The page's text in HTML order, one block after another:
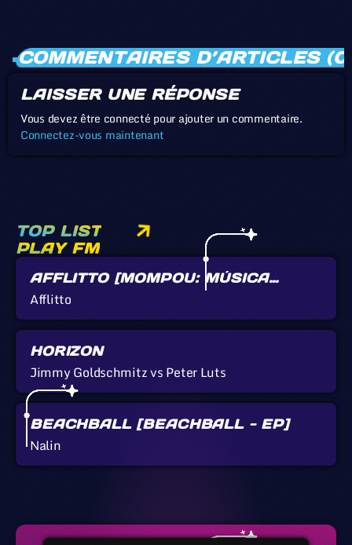
COMMENTAIRES D’ARTICLES
LAISSER UNE RÉPONSE
Vous devez être connecté pour ajouter un commentaire.
Connectez-vous maintenant
TOP LIST
PLAY FM
AFFLITTO [MOMPOU: MÚSICA
CALLADA]
Afflitto
HORIZON
Jimmy Goldschmitz vs Peter Luts
BEACHBALL [BEACHBALL - EP]
Nalin